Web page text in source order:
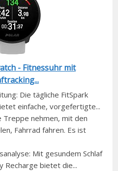
- Fitnessuhr mit
Die tägliche FitSpark
einfache, vorgefertigte...
Treppe nehmen, mit den
Fahrrad fahren. Es ist
Mit gesundem Schlaf
Recharge bietet die...